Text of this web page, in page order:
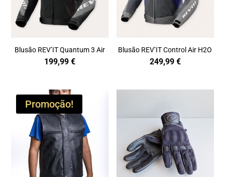
Blusão REV’IT Quantum 3 Air
199,99€
Blusão REV’IT Control Air H2O
249,99 €
Promoção!